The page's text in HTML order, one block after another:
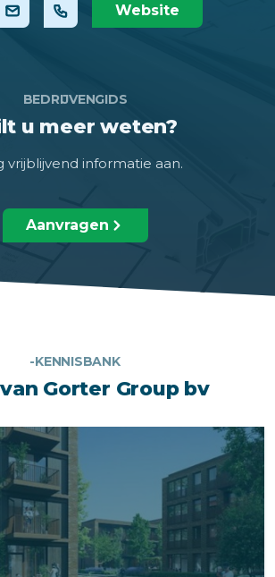
Website
BEDRIJVENGIDS
u meer weten?
vrijblijvend informatie aan.
Aanvragen
-KENNISBANK
Gorter Group bv